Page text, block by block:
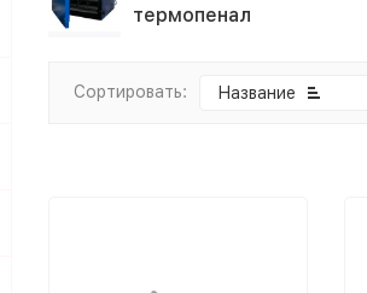
термопенал
Сортировать: Название